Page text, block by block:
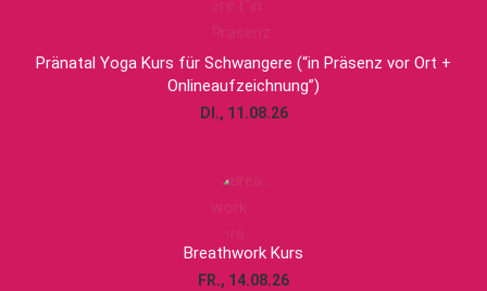
Pränatal Yoga Kurs für Schwangere (“in Präsenz vor Ort +
Onlineaufzeichnung”)
DI., 11.08.26
Breathwork Kurs
FR., 14.08.26